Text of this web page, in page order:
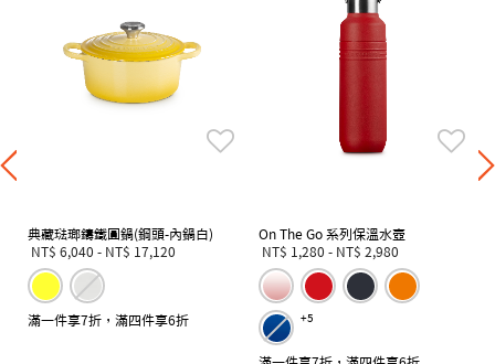
典藏琺瑯鑄鐵圓鍋(鋼頭-內鍋白)
NT$ 6,040 - NT$ 17,120
滿一件享7折，滿四件享6折
On The Go 系列保溫水壺
NT$ 1,280 - NT$ 2,980
+5